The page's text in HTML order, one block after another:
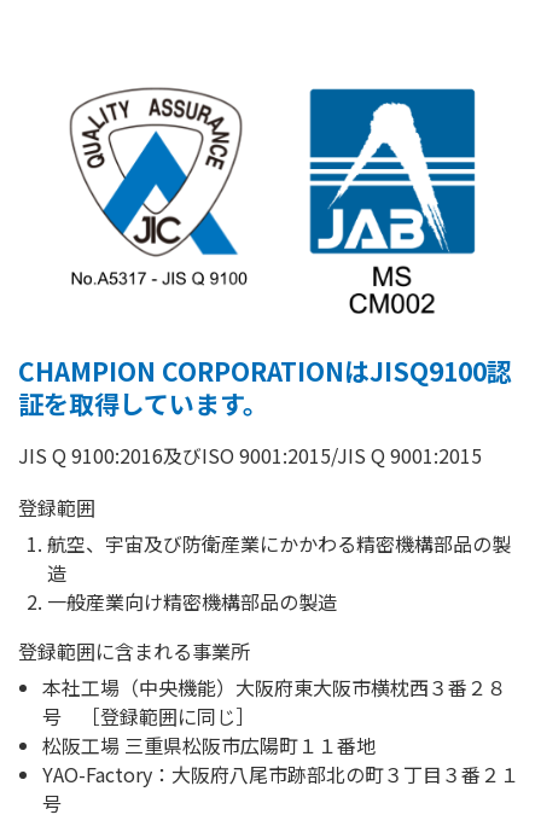
CHAMPION CORPORATIONはJISQ9100認
証を取得しています。
JIS Q 9100:2016及びISO 9001:2015/JIS Q 9001:2015
登録範囲
航空、宇宙及び防衛産業にかかわる精密機構部品の製
造
一般産業向け精密機構部品の製造
登録範囲に含まれる事業所
本社工場（中央機能）大阪府東大阪市横枕西３番２８
号 ［登録範囲に同じ］
松阪工場 三重県松阪市広陽町１１番地
YAO-Factory：大阪府八尾市跡部北の町３丁目３番２１
号